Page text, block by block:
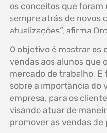
os conceitos que foram
sempre atrás de novos
atualizações”, afirma
O objetivo é mostrar os
vendas aos alunos que
mercado de trabalho.
sobre a importância do
empresa, para os
visando atuar de
promover as vendas de